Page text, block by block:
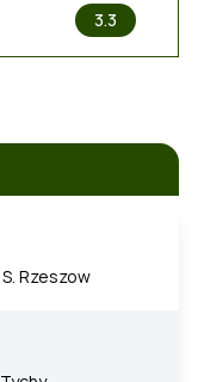
3.3
S. Rzeszow